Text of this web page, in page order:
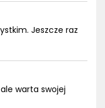
Jeszcze raz
warta swojej